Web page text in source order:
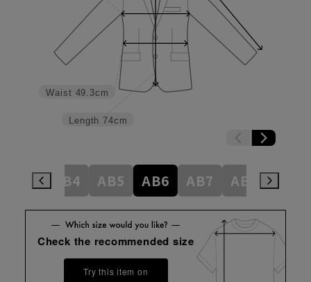
Length 74cm
Waist 49.3cm
AB4 AB5 AB6 AB7 AB8
Check the recommended size
Try this item on